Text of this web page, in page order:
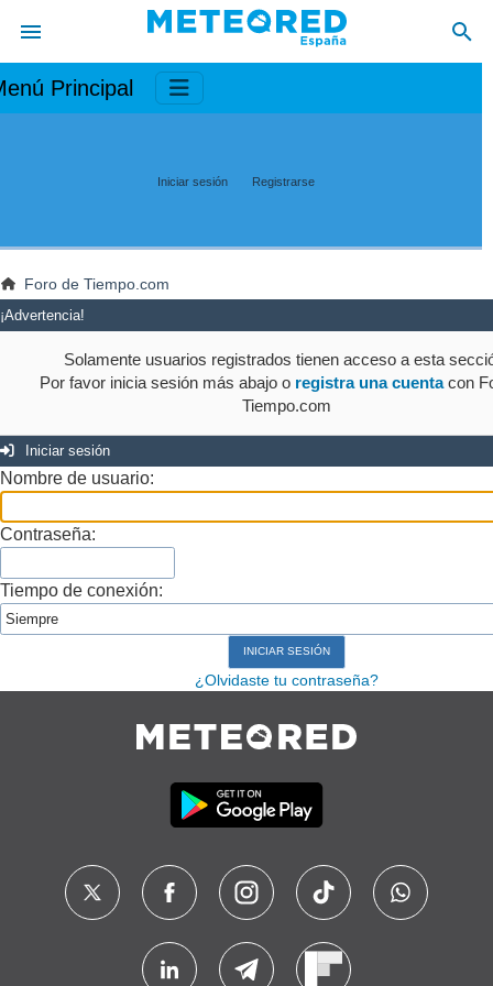
Principal
Iniciar sesión Registrarse
Foro de Tiempo.com
¡Advertencia!
Solamente usuarios registrados tienen acceso a esta
Por favor inicia sesión más abajo o registra una cuentacon
Tiempo.com
Iniciar sesión
Nombre de usuario:
Contraseña:
Tiempo de conexión:
¿Olvidaste tu contraseña?